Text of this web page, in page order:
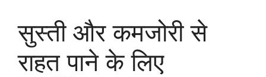
सुस्ती और कमजोरी से
राहत पाने के लिए